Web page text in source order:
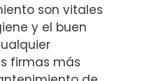
son vitales
y el buen
firmas más